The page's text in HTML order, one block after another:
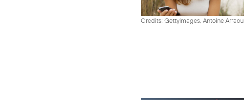
Credits: Gettyimages, Antoine Arraou